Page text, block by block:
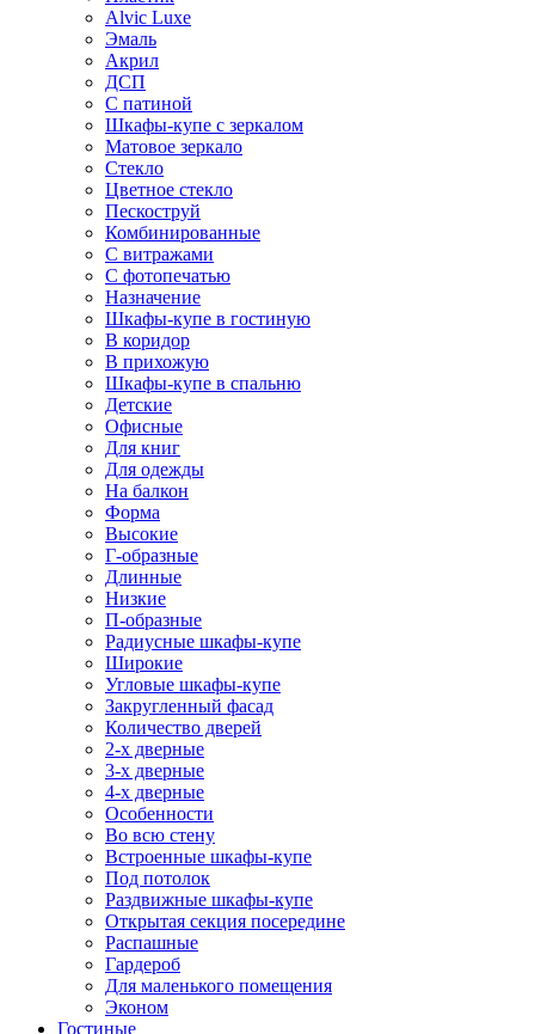
Alvic Luxe
Эмаль
Акрил
ДСП
С патиной
Шкафы-купе с зеркалом
Матовое зеркало
Стекло
Цветное стекло
Пескоструй
Комбинированные
С витражами
С фотопечатью
Назначение
Шкафы-купе в гостиную
В коридор
В прихожую
Шкафы-купе в спальню
Детские
Офисные
Для книг
Для одежды
На балкон
Форма
Высокие
Г-образные
Длинные
Низкие
П-образные
Радиусные шкафы-купе
Широкие
Угловые шкафы-купе
Закругленный фасад
Количество дверей
2-х дверные
3-х дверные
4-х дверные
Особенности
Во всю стену
Встроенные шкафы-купе
Под потолок
Раздвижные шкафы-купе
Открытая секция посередине
Распашные
Гардероб
Для маленького помещения
Эконом
Гостиные